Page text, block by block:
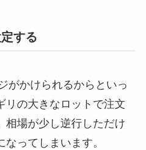
する
がかけられるからといっ
リの大きなロットで注文
相場が少し逆行しただけ
ってしまいます。